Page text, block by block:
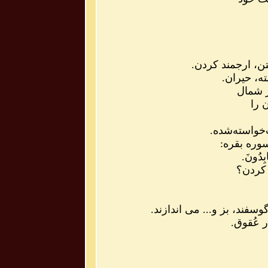
ارجمند کردن.
حیران.
شمال
را
خواستهشده.
کردن؟
بز و... می اندازند.
عُقوق.